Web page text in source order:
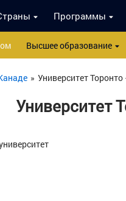
Программы
Высшее образование
» Университет
Университет